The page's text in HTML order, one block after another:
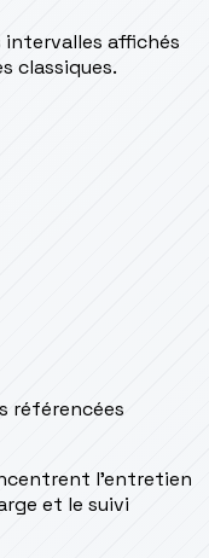
intervalles affichés
classiques.
référencées
l’entretien
et le suivi